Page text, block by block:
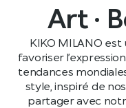
Art ·
KIKO MILANO
favoriser
tendances
style, inspiré de
partager avec